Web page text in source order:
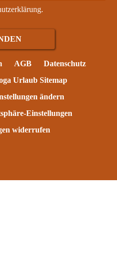
.
AGB
Datenschutz
Urlaub Sitemap
ändern
Einstellungen
widerrufen